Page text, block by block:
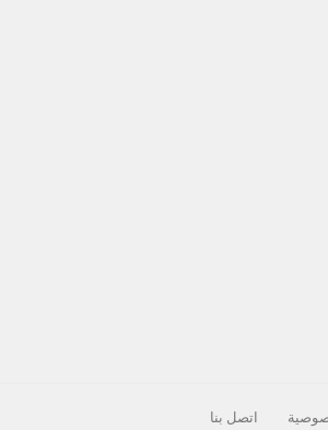
اتصل بنا